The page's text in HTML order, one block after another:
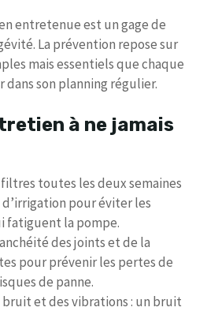
entretenue est un gage de
La prévention repose sur
mais essentiels que chaque
son planning régulier.
à ne jamais
toutes les deux semaines
pour éviter les
fatiguent la pompe.
des joints et de la
pour prévenir les pertes de
de panne.
et des vibrations : un bruit